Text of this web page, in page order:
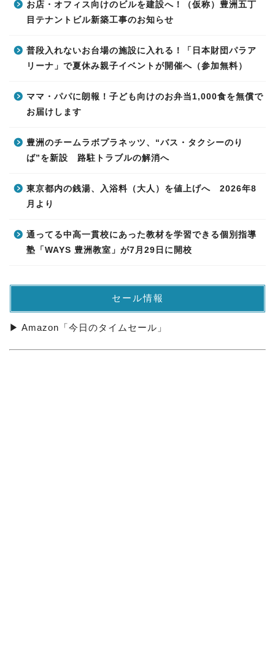
お店・オフィス向けのビルを建設へ！（仮称）豊洲五丁
目テナントビル新築工事のお知らせ
普段入れないお台場の施設に入れる！「日本財団パラア
リーナ」で夏休み親子イベントが開催へ（参加無料）
ママ・パパに朗報！子ども向けのお弁当1,000食を無償で
お届けします
豊洲のチームラボプラネッツ、“バス・タクシーのり
ば”を新設 路駐トラブルの解消へ
東京都内の銭湯、入浴料（大人）を値上げへ 2026年8
月より
通ってる中高一貫校にあった教材を学習できる個別指導
塾「WAYS 豊洲教室」が7月29日に開校
セール情報
▶ Amazon「今日のタイムセール」